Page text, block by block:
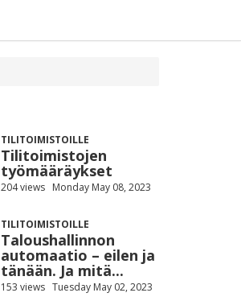
TILITOIMISTOILLE
Tilitoimistojen
työmääräykset
204 views Monday May 08, 2023
TILITOIMISTOILLE
Taloushallinnon
automaatio – eilen ja
tänään. Ja mitä...
153 views Tuesday May 02, 2023